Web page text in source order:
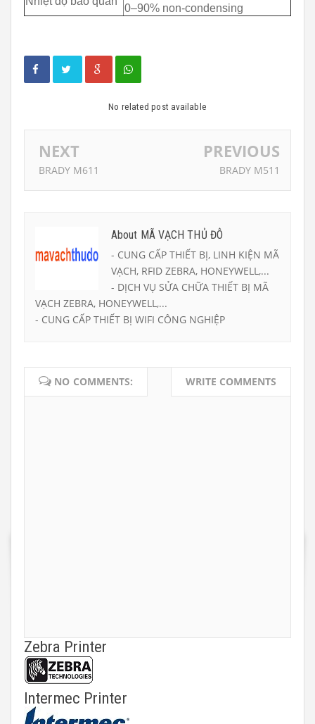
0–90% non-condensing
No related post available
NEXT
BRADY M611
PREVIOUS
BRADY M511
About MÃ VẠCH THỦ ĐÔ
- CUNG CẤP THIẾT BỊ, LINH KIỆN MÃ
VẠCH, RFID ZEBRA, HONEYWELL,...
- DỊCH VỤ SỬA CHỮA THIẾT BỊ MÃ
VẠCH ZEBRA, HONEYWELL,...
- CUNG CẤP THIẾT BỊ WIFI CÔNG NGHIỆP
NO COMMENTS: WRITE COMMENTS
Zebra Printer
Intermec Printer